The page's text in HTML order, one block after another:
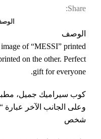
Share:
الوصف
of “MESSI” printed
on the other. Perfect
gift for everyone.
كوب سيراميك جميل،
شخص